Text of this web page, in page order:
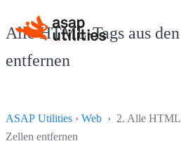
Alle HTML-Tags aus
entfernen
ASAP Utilities › Web › 2. Alle
Zellen entfernen